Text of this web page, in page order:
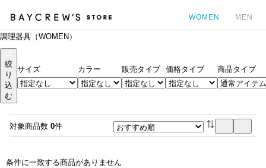
WOMEN MEN
調理器具（WOMEN）
絞
り
込
む
サイズ カラー 販売タイプ 価格タイプ 商品タイプ
対象商品数 0件
条件に一致する商品がありません